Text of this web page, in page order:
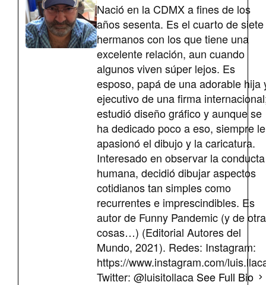
Nació en la CDMX a fines de los
años sesenta. Es el cuarto de siete
hermanos con los que tiene una
excelente relación, aun cuando
algunos viven súper lejos. Es
esposo, papá de una adorable hija
ejecutivo de una firma
estudió diseño gráfico y aunque se
ha dedicado poco a eso, siempre le
apasionó el dibujo y la caricatura.
Interesado en observar la conducta
humana, decidió dibujar aspectos
cotidianos tan simples como
recurrentes e imprescindibles. Es
autor de Funny Pandemic (y de
cosas…) (Editorial Autores del
Mundo, 2021). Redes: Instagram:
https://www.instagram.com/
Twitter: @luisitollaca See Full Bio